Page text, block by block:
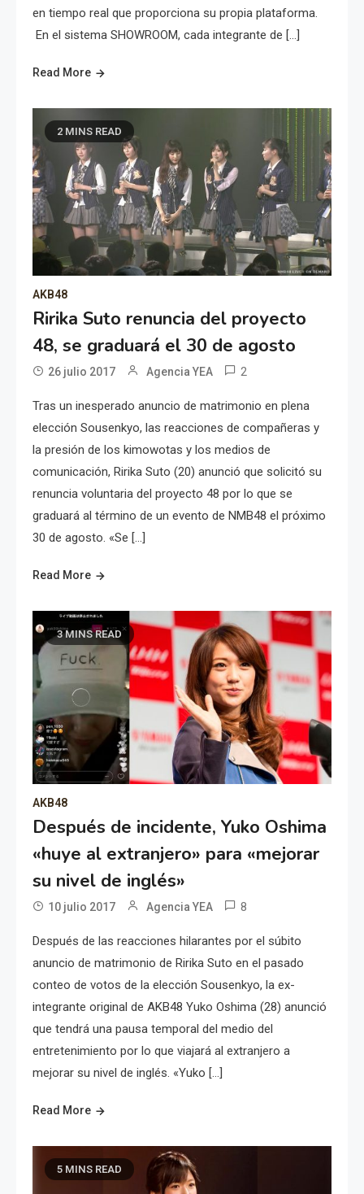
en tiempo real que proporciona su propia plataforma.
En el sistema SHOWROOM, cada integrante de […]
Read More
2 MINS READ
AKB48
Ririka Suto renuncia del proyecto
48, se graduará el 30 de agosto
26 julio 2017 Agencia YEA 2
Tras un inesperado anuncio de matrimonio en plena
elección Sousenkyo, las reacciones de compañeras y
la presión de los kimowotas y los medios de
comunicación, Ririka Suto (20) anunció que solicitó su
renuncia voluntaria del proyecto 48 por lo que se
graduará al término de un evento de NMB48 el próximo
30 de agosto. «Se […]
Read More
3 MINS READ
AKB48
Después de incidente, Yuko Oshima
«huye al extranjero» para «mejorar
su nivel de inglés»
10 julio 2017 Agencia YEA 8
Después de las reacciones hilarantes por el súbito
anuncio de matrimonio de Ririka Suto en el pasado
conteo de votos de la elección Sousenkyo, la ex-
integrante original de AKB48 Yuko Oshima (28) anunció
que tendrá una pausa temporal del medio del
entretenimiento por lo que viajará al extranjero a
mejorar su nivel de inglés. «Yuko […]
Read More
5 MINS READ